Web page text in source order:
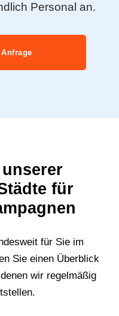
Personal an.
für
für Sie im
Sie einen Überblick
wir regelmäßig